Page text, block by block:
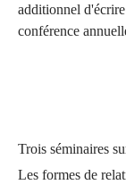
additionnel
conférence
Trois séminaires
Les formes de